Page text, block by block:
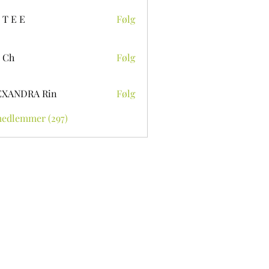
E E Følg
Ch Følg
Rin
Følg
(297)